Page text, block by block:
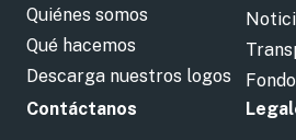
Quiénes somos
Qué hacemos
Descarga nuestros logos
Contáctanos